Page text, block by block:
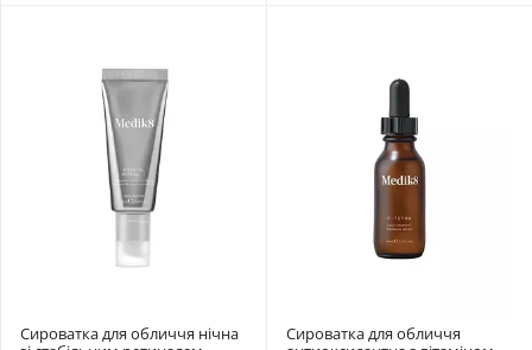
Сироватка для обличчя нічна
Сироватка для обличчя